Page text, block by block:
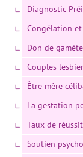
Diagnostic
Congélation
Don de
Couples
Être mère
La gestation
Taux de
Soutien